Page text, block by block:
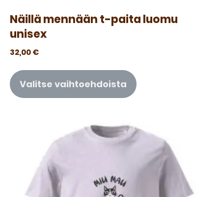
Näillä mennään t-paita luomu
unisex
32,00€
Valitse vaihtoehdoista